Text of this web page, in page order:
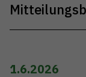
1.6.2026